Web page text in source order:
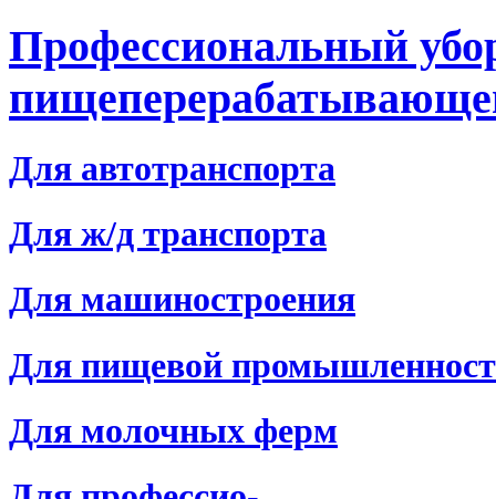
Профессиональный
Для автотранспорта
Для ж/д транспорта
Для машиностроения
Для пищевой
Для молочных ферм